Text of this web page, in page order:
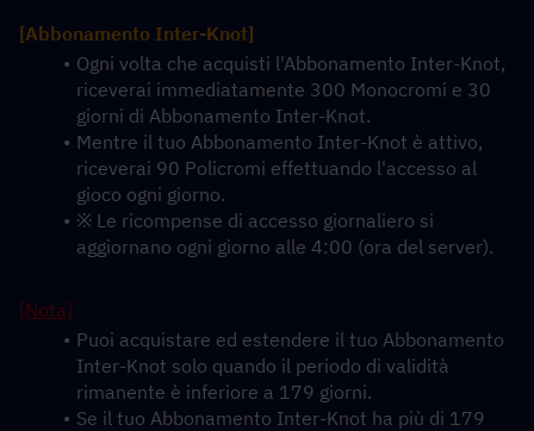
[Abbonamento Inter-Knot]
Ogni volta che acquisti l'Abbonamento Inter-Knot,
riceverai immediatamente 300 Monocromi e 30
giorni di Abbonamento Inter-Knot.
Mentre il tuo Abbonamento Inter-Knot è attivo,
riceverai 90 Policromi effettuando l'accesso al
gioco ogni giorno.
※ Le ricompense di accesso giornaliero si
aggiornano ogni giorno alle 4:00 (ora del server).
[Nota]
Puoi acquistare ed estendere il tuo Abbonamento
Inter-Knot solo quando il periodo di validità
rimanente è inferiore a 179 giorni.
Se il tuo Abbonamento Inter-Knot ha più di 179